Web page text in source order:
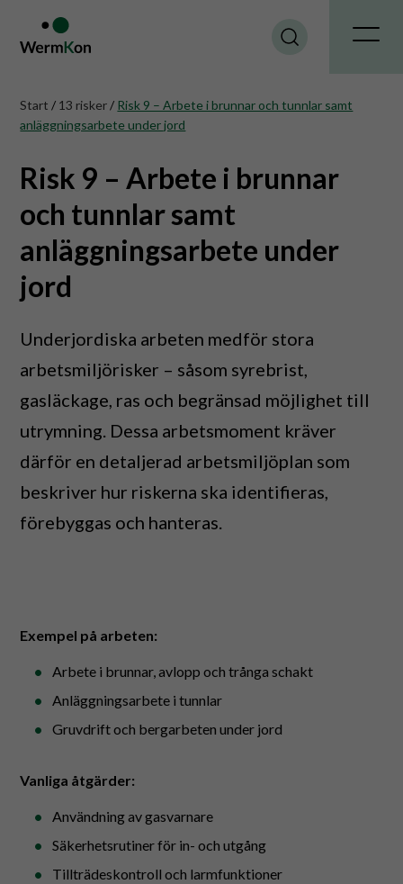
Start / 13 risker/ Risk 9 – Arbete i brunnar och tunnlar samt
anläggningsarbete under jord
Risk 9 – Arbete i brunnar
och tunnlar samt
anläggningsarbete under
jord
Underjordiska arbeten medför stora
arbetsmiljörisker – såsom syrebrist,
gasläckage, ras och begränsad möjlighet till
utrymning. Dessa arbetsmoment kräver
därför en detaljerad arbetsmiljöplan som
beskriver hur riskerna ska identifieras,
förebyggas och hanteras.
Exempel på arbeten:
Arbete i brunnar, avlopp och trånga schakt
Anläggningsarbete i tunnlar
Gruvdrift och bergarbeten under jord
Vanliga åtgärder:
Användning av gasvarnare
Säkerhetsrutiner för in- och utgång
Tillträdeskontroll och larmfunktioner